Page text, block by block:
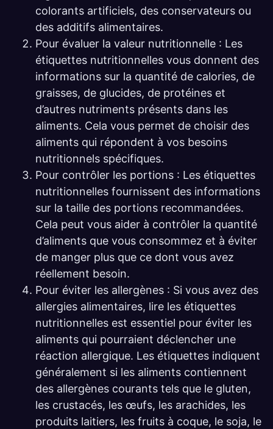
colorants artificiels, des conservateurs ou
des additifs alimentaires.
Pour évaluer la valeur nutritionnelle : Les
étiquettes nutritionnelles vous donnent des
informations sur la quantité de calories, de
graisses, de glucides, de protéines et
d’autres nutriments présents dans les
aliments. Cela vous permet de choisir des
aliments qui répondent à vos besoins
nutritionnels spécifiques.
Pour contrôler les portions : Les étiquettes
nutritionnelles fournissent des informations
sur la taille des portions recommandées.
Cela peut vous aider à contrôler la quantité
d’aliments que vous consommez et à éviter
de manger plus que ce dont vous avez
réellement besoin.
Pour éviter les allergènes : Si vous avez des
allergies alimentaires, lire les étiquettes
nutritionnelles est essentiel pour éviter les
aliments qui pourraient déclencher une
réaction allergique. Les étiquettes indiquent
généralement si les aliments contiennent
des allergènes courants tels que le gluten,
les crustacés, les œufs, les arachides, les
produits laitiers, les fruits à coque, le soja, le